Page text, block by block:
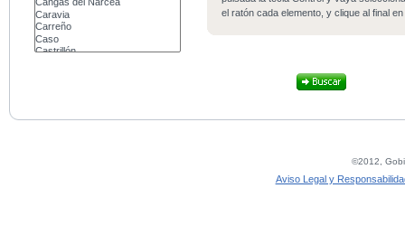
el ratón cada elemento, y clique al final
©2012,
Aviso Legal y